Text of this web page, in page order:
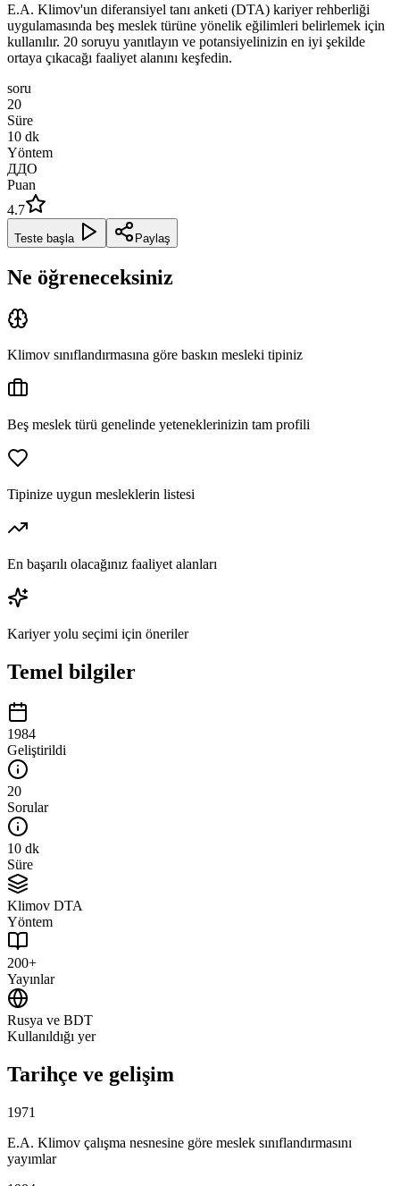
E.A. Klimov'un diferansiyel tanı anketi (DTA) kariyer rehberliği
uygulamasında beş meslek türüne yönelik eğilimleri belirlemek için
kullanılır. 20 soruyu yanıtlayın ve potansiyelinizin en iyi şekilde
ortaya çıkacağı faaliyet alanını keşfedin.
soru
20
Süre
10 dk
Yöntem
ДДО
Puan
4.7
Teste başla Paylaş
Ne öğreneceksiniz
Klimov sınıflandırmasına göre baskın mesleki tipiniz
Beş meslek türü genelinde yeteneklerinizin tam profili
Tipinize uygun mesleklerin listesi
En başarılı olacağınız faaliyet alanları
Kariyer yolu seçimi için öneriler
Temel bilgiler
1984
Geliştirildi
20
Sorular
10 dk
Süre
Klimov DTA
Yöntem
200+
Yayınlar
Rusya ve BDT
Kullanıldığı yer
Tarihçe ve gelişim
1971
E.A. Klimov çalışma nesnesine göre meslek sınıflandırmasını
yayımlar